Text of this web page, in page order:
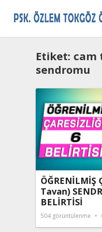
Etiket: cam
sendromu
ÖĞRENİLMİŞ
Tavan)
BELİRTİSİ
504 görüntülenme